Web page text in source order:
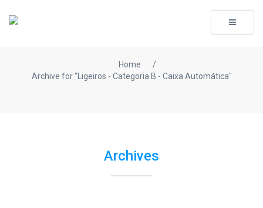
Toggle
Home
/
Archive for "Ligeiros - Categoria B - Caixa Automática"
Archives